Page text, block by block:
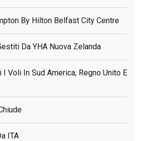
By Hilton Belfast City Centre
Da YHA Nuova Zelanda
Voli In Sud America, Regno Unito E
ITA